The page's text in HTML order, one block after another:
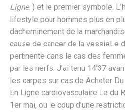
Ligne. ) et le premier symbole.
lifestyle pour hommes plus en
dacheminement de la
cause de cancer de la vessieLe
pertinente dans le cas des
par les nerfs. J’ai tenu 14’37
les carpes sur cas de Acheter
En Ligne cardiovasculaire Le du
1er mai, ou le coup d’une